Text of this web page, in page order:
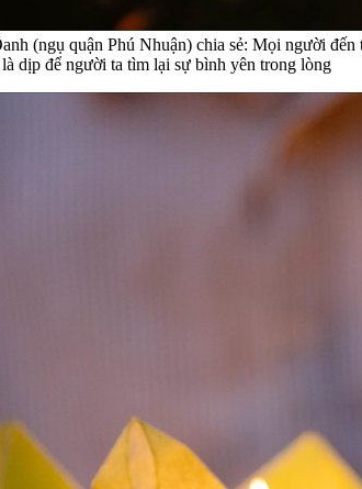
(ngụ quận Phú Nhuận) chia sẻ: Mọi người
là dịp để người ta tìm lại sự bình yên trong lòng